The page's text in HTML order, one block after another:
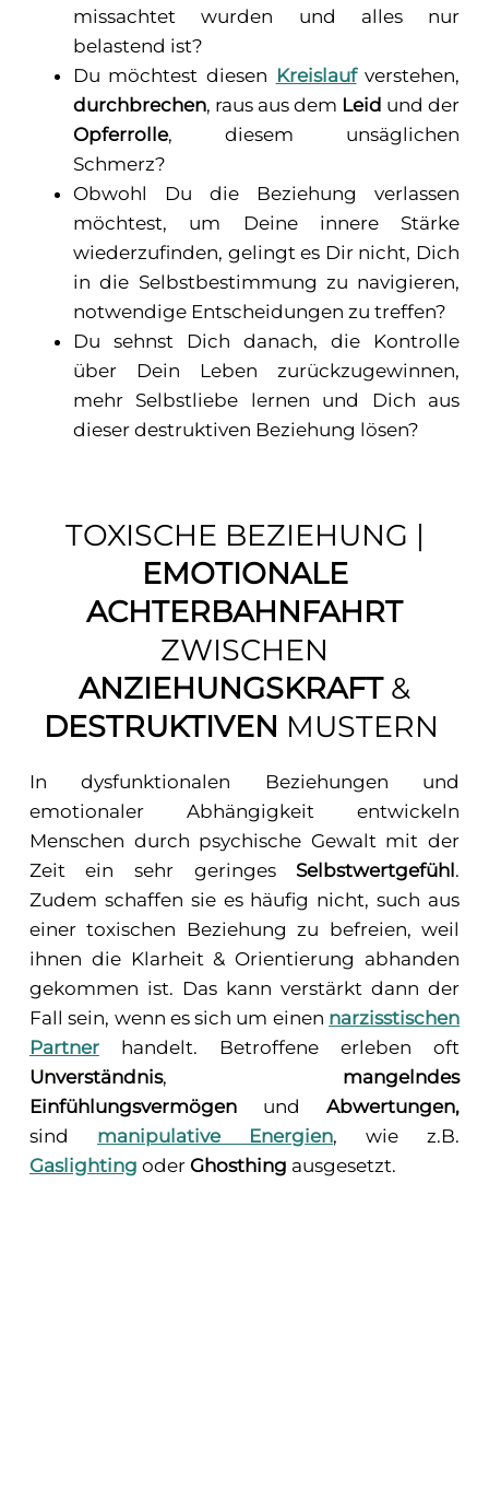
missachtet wurden und alles nur
belastend ist?
Du möchtest diesen Kreislaufverstehen,
durchbrechen, raus aus dem Leid und der
Opferrolle, diesem unsäglichen
Schmerz?
Obwohl Du die Beziehung verlassen
möchtest, um Deine innere Stärke
wiederzufinden, gelingt es Dir nicht, Dich
in die Selbstbestimmung zu navigieren,
notwendige Entscheidungen zu treffen?
Du sehnst Dich danach, die Kontrolle
über Dein Leben zurückzugewinnen,
mehr Selbstliebe lernen und Dich aus
dieser destruktiven Beziehung lösen?
TOXISCHE BEZIEHUNG |
EMOTIONALE
ACHTERBAHNFAHRT
ZWISCHEN
ANZIEHUNGSKRAFT&
DESTRUKTIVEN MUSTERN
In dysfunktionalen Beziehungen und
emotionaler Abhängigkeit entwickeln
Menschen durch psychische Gewalt mit der
Zeit ein sehr geringes Selbstwertgefühl .
Zudem schaffen sie es häufig nicht, such aus
einer toxischen Beziehung zu befreien, weil
ihnen die Klarheit & Orientierung abhanden
gekommen ist. Das kann verstärkt dann der
Fall sein, wenn es sich um einen narzisstischen
Partnerhandelt. Betroffene erleben oft
Unverständnis, mangelndes
EinfühlungsvermögenundAbwertungen,
sind manipulative Energien, wie z.B.
Gaslighting oder Ghosthing ausgesetzt.